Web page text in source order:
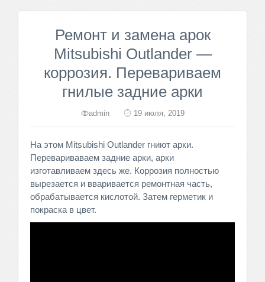
Ремонт и замена арок
Mitsubishi Outlander —
коррозия. Перевариваем
гнилые задние арки
admin 19 июля, 2019
На этом Mitsubishi Outlander гниют арки.
Перевариваваем задние арки, арки
изготавливаем здесь же. Коррозия полностью
вырезается и вваривается ремонтная часть,
обрабатывается кислотой. Затем герметик и
покраска в цвет.